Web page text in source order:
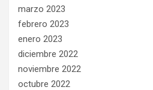
marzo 2023
febrero 2023
enero 2023
diciembre 2022
noviembre 2022
octubre 2022